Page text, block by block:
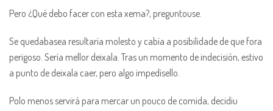
Pero ¿Qué debo facer con esta xema?, preguntouse.
Se quedabasea resultaría molesto y cabía a posibilidade de que fora
perigoso. Sería mellor deixala. Tras un momento de indecisión, estivo
a punto de deixala caer, pero algo impedísello.
Polo menos servirá para mercar un pouco de comida, decidiu